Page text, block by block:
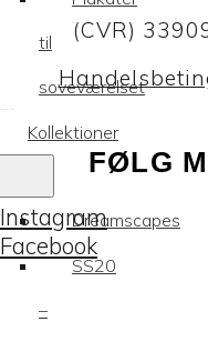
til
soveværelset
Kollektioner
Dreamscapes
SS20
–
(CVR)
FØLG
Instagram
Facebook